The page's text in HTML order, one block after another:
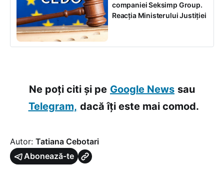
companiei Seksimp Group.
Reacția Ministerului Justiției
Ne poți citi și pe Google News sau
Telegram, dacă îți este mai comod.
Autor: Tatiana Cebotari
Abonează-te